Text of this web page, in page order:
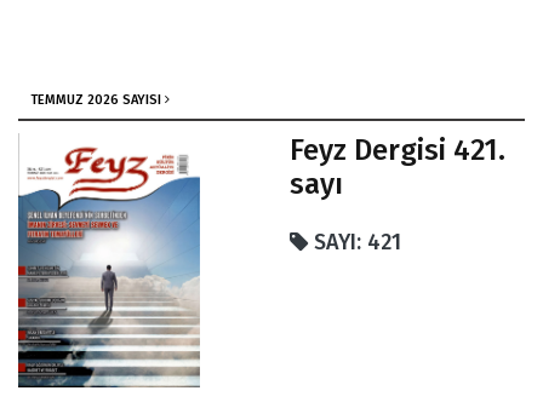
TEMMUZ 2026 SAYISI
Feyz Dergisi 421.
sayı
SAYI: 421